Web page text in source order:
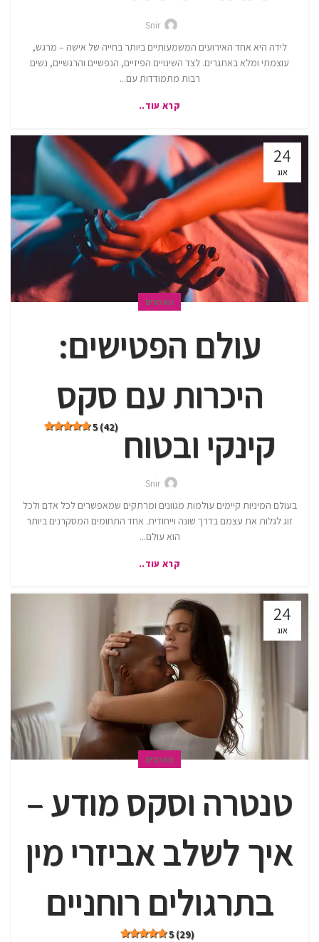
Snir
לידה היא אחד האירועים המשמעותיים ביותר בחייה של אישה – מרגש,
עוצמתי ומלא באתגרים. לצד השינויים הפיזיים, הנפשיים והרגשיים, נשים
רבות מתמודדות עם...
קרא עוד..
24
אוג
מאמרים
עולם הפטישים:
היכרות עם סקס
קינקי ובטוח 5 (42)
Snir
בעולם המיניות קיימים עולמות מגוונים ומרתקים שמאפשרים לכל אדם ולכל
זוג לגלות את עצמם בדרך שונה וייחודית. אחד התחומים המסקרנים ביותר
הוא עולם...
קרא עוד..
24
אוג
מאמרים
טנטרה וסקס מודע –
איך לשלב אביזרי מין
בתרגולים רוחניים
5 (29)